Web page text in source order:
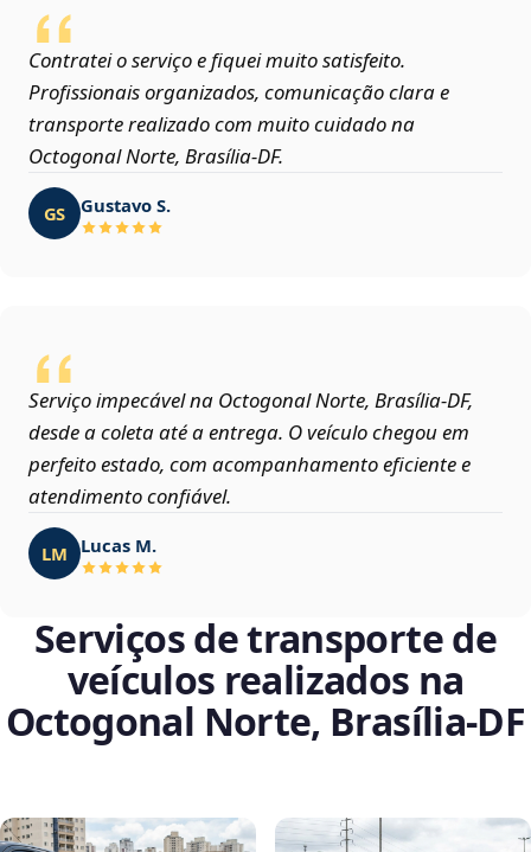
Contratei o serviço e fiquei muito satisfeito.
Profissionais organizados, comunicação clara e
transporte realizado com muito cuidado na
Octogonal Norte, Brasília‑DF.
GS Gustavo S.
Serviço impecável na Octogonal Norte, Brasília‑DF,
desde a coleta até a entrega. O veículo chegou em
perfeito estado, com acompanhamento eficiente e
atendimento confiável.
LM Lucas M.
Serviços de transporte de
veículos realizados na
Octogonal Norte, Brasília‑DF